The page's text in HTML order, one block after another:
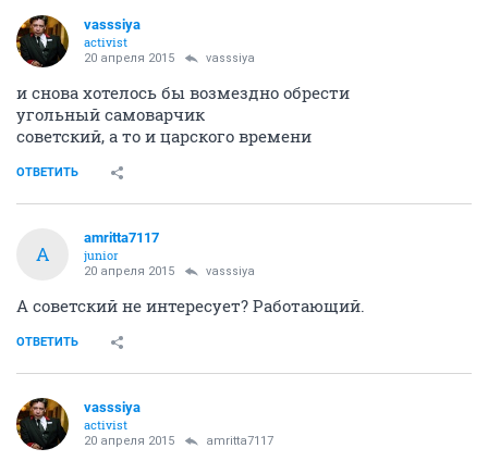
vasssiya
activist
20 апреля 2015 vasssiya
и снова хотелось бы возмездно обрести
угольный самоварчик
советский, а то и царского времени
ОТВЕТИТЬ
A
amritta7117
junior
20 апреля 2015 vasssiya
А советский не интересует? Работающий.
ОТВЕТИТЬ
vasssiya
activist
20 апреля 2015 amritta7117